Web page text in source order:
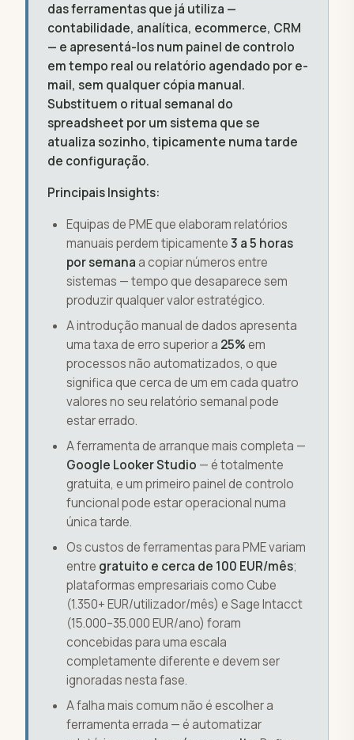
das ferramentas que já utiliza —
contabilidade, analítica, ecommerce, CRM
— e apresentá-los num painel de controlo
em tempo real ou relatório agendado por e-
mail, sem qualquer cópia manual.
Substituem o ritual semanal do
spreadsheet por um sistema que se
atualiza sozinho, tipicamente numa tarde
de configuração.
Principais Insights:
Equipas de PME que elaboram relatórios
manuais perdem tipicamente3 a 5 horas
por semanaa copiar números entre
sistemas — tempo que desaparece sem
produzir qualquer valor estratégico.
A introdução manual de dados apresenta
uma taxa de erro superior a 25%em
processos não automatizados, o que
significa que cerca de um em cada quatro
valores no seu relatório semanal pode
estar errado.
A ferramenta de arranque mais completa —
Google Looker Studio — é totalmente
gratuita, e um primeiro painel de controlo
funcional pode estar operacional numa
única tarde.
Os custos de ferramentas para PME variam
entre gratuito e cerca de 100 EUR/mês;
plataformas empresariais como Cube
(1.350+ EUR/utilizador/mês) e Sage Intacct
(15.000–35.000 EUR/ano) foram
concebidas para uma escala
completamente diferente e devem ser
ignoradas nesta fase.
A falha mais comum não é escolher a
ferramenta errada — é automatizar